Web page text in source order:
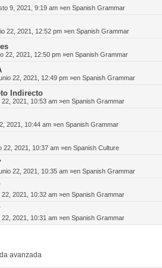
9, 2021, 9:19 am »en Spanish Grammar
22, 2021, 12:52 pm »en Spanish Grammar
22, 2021, 12:50 pm »en Spanish Grammar
22, 2021, 12:49 pm »en Spanish Grammar
Indirecto
22, 2021, 10:53 am »en Spanish Grammar
2021, 10:44 am »en Spanish Grammar
22, 2021, 10:37 am »en Spanish Culture
22, 2021, 10:35 am »en Spanish Grammar
22, 2021, 10:32 am »en Spanish Grammar
22, 2021, 10:31 am »en Spanish Grammar
avanzada